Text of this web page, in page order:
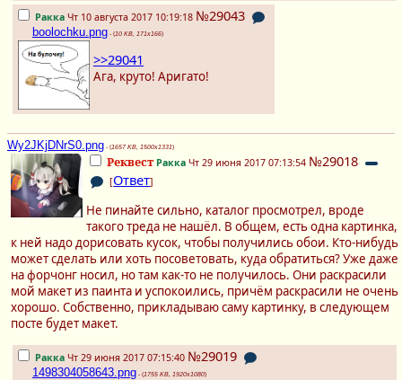
Ракка Чт 10 августа 2017 10:19:18 №29043
boolochku.png - (10 KB, 171x166)
>>29041
Ага, круто! Аригато!
Wy2JKjDNrS0.png - (1657 KB, 1500x1331)
Реквест Ракка Чт 29 июня 2017 07:13:54 №29018
[Ответ]
Не пинайте сильно, каталог просмотрел, вроде
такого треда не нашёл. В общем, есть одна картинка,
к ней надо дорисовать кусок, чтобы получились обои. Кто-нибудь
может сделать или хоть посоветовать, куда обратиться? Уже даже
на форчонг носил, но там как-то не получилось. Они раскрасили
мой макет из паинта и успокоились, причём раскрасили не очень
хорошо. Собственно, прикладываю саму картинку, в следующем
посте будет макет.
Ракка Чт 29 июня 2017 07:15:40 №29019
1498304058643.png - (1755 KB, 1920x1080)